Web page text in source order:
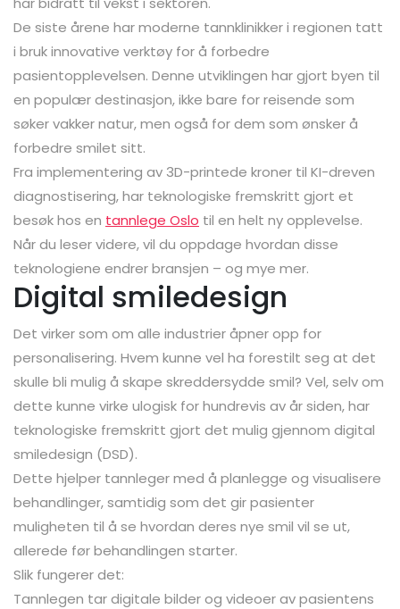
De siste årene har moderne tannklinikker i regionen tatt
i bruk innovative verktøy for å forbedre
pasientopplevelsen. Denne utviklingen har gjort byen til
en populær destinasjon, ikke bare for reisende som
søker vakker natur, men også for dem som ønsker å
forbedre smilet sitt.
Fra implementering av 3D-printede kroner til KI-dreven
diagnostisering, har teknologiske fremskritt gjort et
besøk hos en tannlege Oslo til en helt ny opplevelse.
Når du leser videre, vil du oppdage hvordan disse
teknologiene endrer bransjen – og mye mer.
Digital smiledesign
Det virker som om alle industrier åpner opp for
personalisering. Hvem kunne vel ha forestilt seg at det
skulle bli mulig å skape skreddersydde smil? Vel, selv om
dette kunne virke ulogisk for hundrevis av år siden, har
teknologiske fremskritt gjort det mulig gjennom digital
smiledesign (DSD).
Dette hjelper tannleger med å planlegge og visualisere
behandlinger, samtidig som det gir pasienter
muligheten til å se hvordan deres nye smil vil se ut,
allerede før behandlingen starter.
Slik fungerer det:
Tannlegen tar digitale bilder og videoer av pasientens